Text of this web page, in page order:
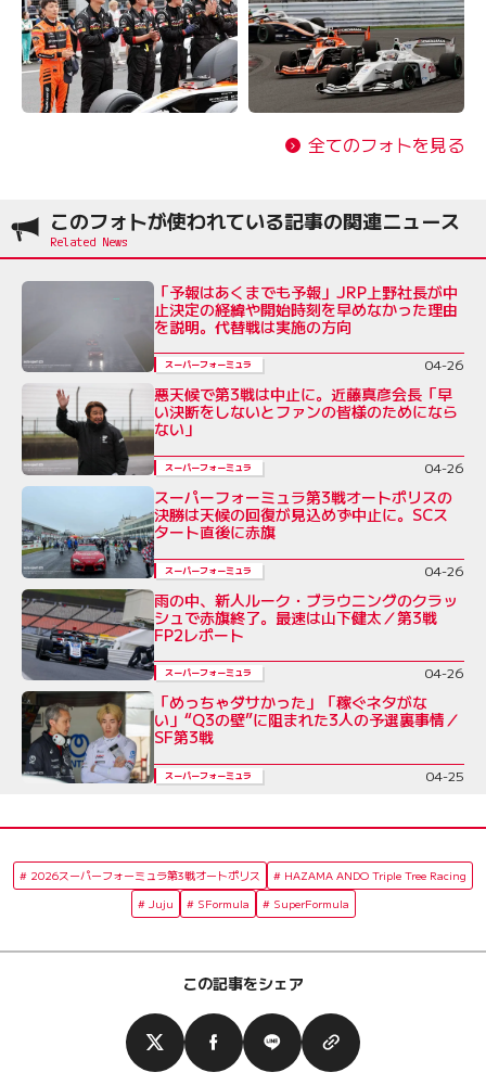
全てのフォトを見る
このフォトが使われている記事の関連ニュース
「予報はあくまでも予報」JRP上野社長が中
止決定の経緯や開始時刻を早めなかった理由
を説明。代替戦は実施の方向
スーパーフォーミュラ 04-26
悪天候で第3戦は中止に。近藤真彦会長「早
い決断をしないとファンの皆様のためになら
ない」
スーパーフォーミュラ 04-26
スーパーフォーミュラ第3戦オートポリスの
決勝は天候の回復が見込めず中止に。SCス
タート直後に赤旗
スーパーフォーミュラ 04-26
雨の中、新人ルーク・ブラウニングのクラッ
シュで赤旗終了。最速は山下健太／第3戦
FP2レポート
スーパーフォーミュラ 04-26
「めっちゃダサかった」「稼ぐネタがな
い」“Q3の壁”に阻まれた3人の予選裏事情／
SF第3戦
スーパーフォーミュラ 04-25
2026スーパーフォーミュラ第3戦オートポリス
HAZAMA ANDO Triple Tree Racing
Juju
SFormula SuperFormula
この記事をシェア